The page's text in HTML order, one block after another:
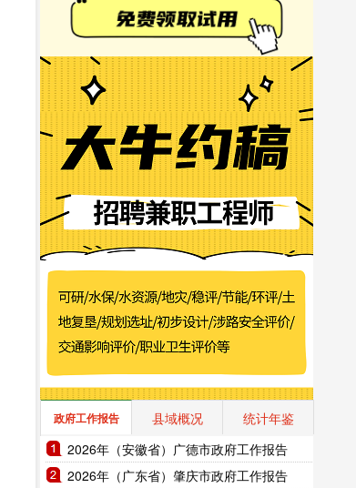
政府工作报告 县域概况
统计年鉴
2026年（安徽省）广德市政府工作报告
2026年（广东省）肇庆市政府工作报告